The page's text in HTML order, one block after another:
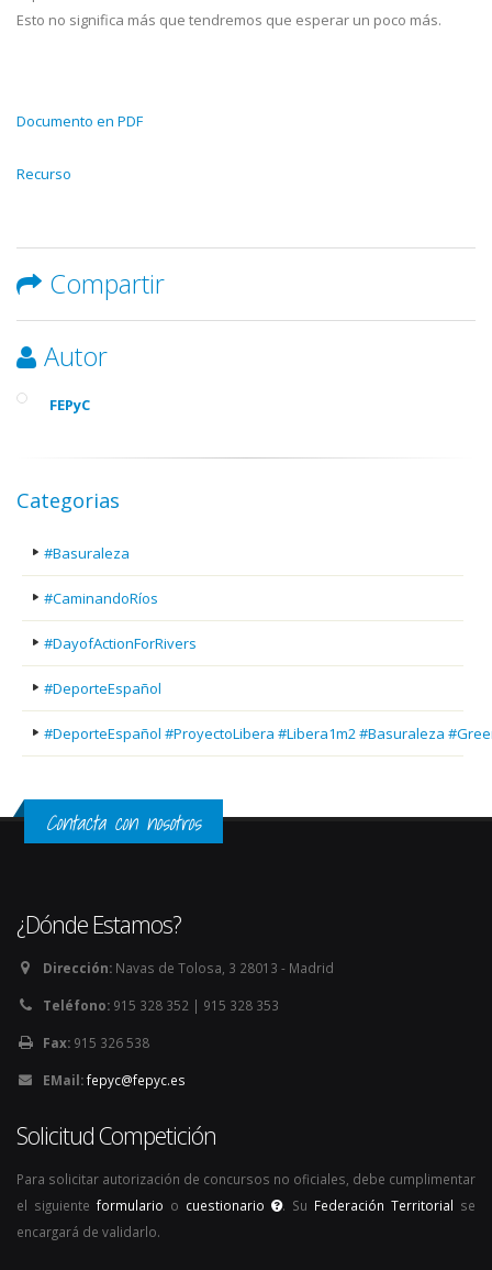
Esto no significa más que tendremos que esperar un poco más.
Documento en PDF
Recurso
Compartir
Autor
FEPyC
Categorias
#Basuraleza
#CaminandoRíos
#DayofActionForRivers
#DeporteEspañol
#DeporteEspañol #ProyectoLibera #Libera1m2 #Basuraleza
Contacta con nosotros
¿Dónde Estamos?
Dirección: Navas de Tolosa, 3 28013 - Madrid
Teléfono: 915 328 352 | 915 328 353
Fax: 915 326 538
EMail:fepyc@fepyc.es
Solicitud Competición
Para solicitar autorización de concursos no oficiales, debe cumplimentar
el siguiente formulario o cuestionario . Su Federación Territorial se
encargará de validarlo.